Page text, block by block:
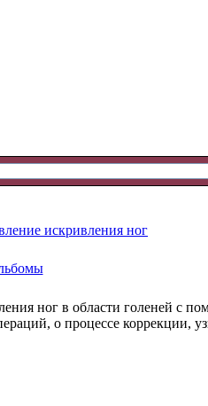
искривления ног
ног в области голеней с
о процессе коррекции,